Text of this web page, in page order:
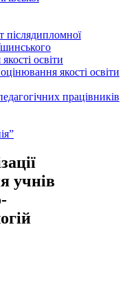
післядипломної
освіти
якості освіти
працівників
учнів